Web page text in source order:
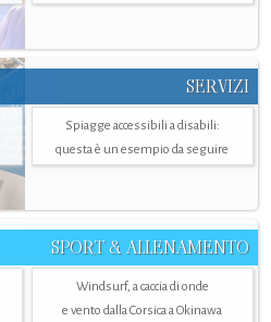
SERVIZI
Spiagge accessibili a disabili:
questa è un esempio da seguire
SPORT & ALLENAMENTO
Windsurf, a caccia di onde
e vento dalla Corsica a Okinawa